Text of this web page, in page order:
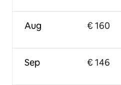
Aug
Sep
€ 160
€ 146